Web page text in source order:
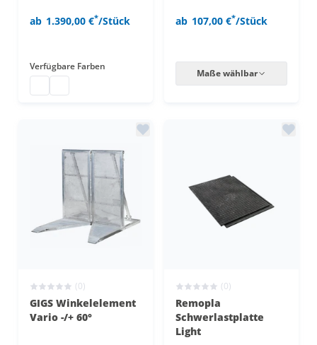
ab 1.390,00 €*/Stück
Verfügbare Farben
ab 107,00 €*/Stück
Maße wählbar
(0)
GIGS Winkelelement
Vario -/+ 60°
(0)
Remopla
Schwerlastplatte
Light